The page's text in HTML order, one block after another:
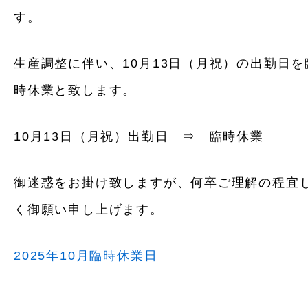
す。
生産調整に伴い、10月13日（月祝）の出勤日を
時休業と致します。
10月13日（月祝）出勤日 ⇒ 臨時休業
御迷惑をお掛け致しますが、何卒ご理解の程宜
く御願い申し上げます。
2025年10月臨時休業日